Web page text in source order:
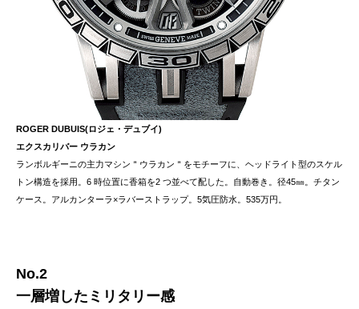
ROGER DUBUIS(ロジェ・デュブイ)
エクスカリバー ウラカン
ランボルギーニの主力マシン＂ウラカン＂をモチーフに、ヘッドライト型のスケル
トン構造を採用。6 時位置に香箱を2 つ並べて配した。自動巻き。径45㎜。チタン
ケース。アルカンターラ×ラバーストラップ。5気圧防水。535万円。
No.2
一層増したミリタリー感